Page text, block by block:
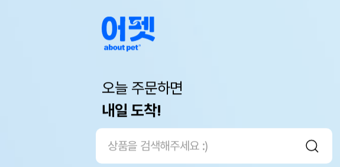
오늘 주문하면
내일 도착!